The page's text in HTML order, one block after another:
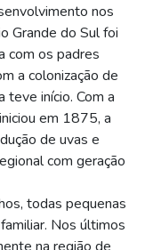
nos
Grande do Sul foi
com os padres
a colonização de
teve início. Com a
em 1875, a
de uvas e
com geração
todas pequenas
Nos últimos